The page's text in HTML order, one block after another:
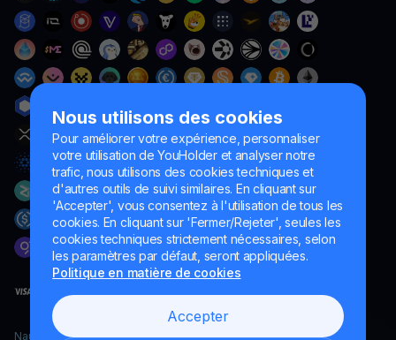
Nous utilisons des cookies
Pour améliorer votre expérience, personnaliser
votre utilisation de YouHolder et analyser notre
trafic, nous utilisons des cookies techniques et
d'autres outils de suivi similaires. En cliquant sur
'Accepter', vous consentez à l'utilisation de tous les
cookies. En cliquant sur 'Fermer/Rejeter', seules les
cookies techniques strictement nécessaires, selon
les paramètres par défaut, seront appliquées.
Politique en matière de cookies
Accepter
Naumard LTD. – uniquement à des fins de développement